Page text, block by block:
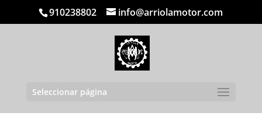
910238802 info@arriolamotor.com
Seleccionar página